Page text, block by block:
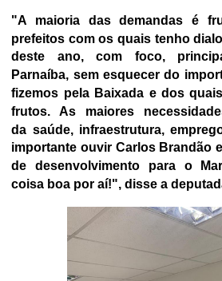
"A maioria das demandas é
prefeitos com os quais tenho
deste ano, com foco,
Parnaíba, sem esquecer do
fizemos pela Baixada e dos
frutos. As maiores
da saúde, infraestrutura,
importante ouvir Carlos Brandão
de desenvolvimento para o
coisa boa por aí!", disse a